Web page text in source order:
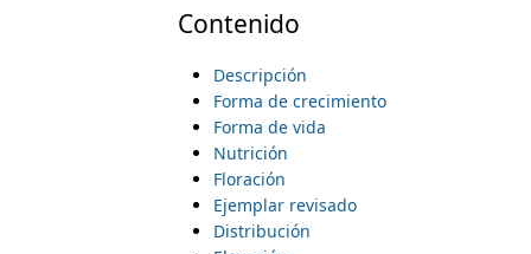
Contenido
Descripción
Forma de crecimiento
Forma de vida
Nutrición
Floración
Ejemplar revisado
Distribución